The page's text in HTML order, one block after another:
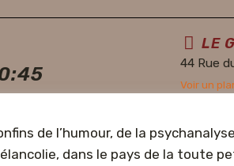
LE
44 Rue
Voir un
de l’humour, de la
dans le pays de la toute